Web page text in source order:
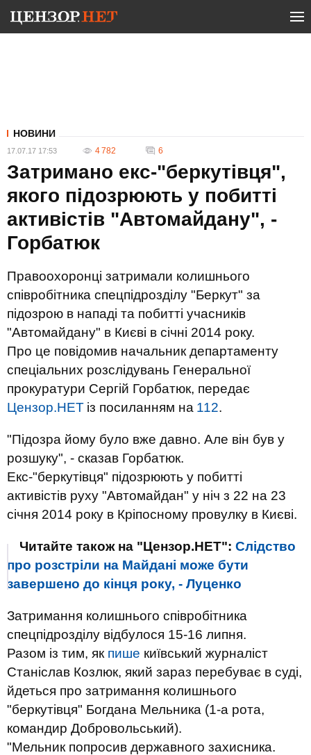
НОВИНИ
17.07.17 17:53 4 782 6
Затримано екс-"беркутівця",
якого підозрюють у побитті
активістів "Автомайдану", -
Горбатюк
Правоохоронці затримали колишнього
співробітника спецпідрозділу "Беркут" за
підозрою в нападі та побитті учасників
"Автомайдану" в Києві в січні 2014 року.
Про це повідомив начальник департаменту
спеціальних розслідувань Генеральної
прокуратури Сергій Горбатюк, передає
Цензор.НЕТ із посиланням на 112.
"Підозра йому було вже давно. Але він був у
розшуку", - сказав Горбатюк.
Екс-"беркутівця" підозрюють у побитті
активістів руху "Автомайдан" у ніч з 22 на 23
січня 2014 року в Кріпосному провулку в Києві.
Читайте також на "Цензор.НЕТ": Слідство
про розстріли на Майдані може бути
завершено до кінця року, - Луценко
Затримання колишнього співробітника
спецпідрозділу відбулося 15-16 липня.
Разом із тим, як пише київський журналіст
Станіслав Козлюк, який зараз перебуває в суді,
йдеться про затримання колишнього
"беркутівця" Богдана Мельника (1-а рота,
командир Добровольський).
"Мельник попросив державного захисника.